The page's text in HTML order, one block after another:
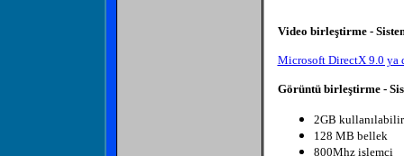
Video birleştirme -
Microsoft DirectX 9.0 ya
Görüntü birleştirme -
2GB kullanılabilir
128 MB bellek
800Mhz işlemci